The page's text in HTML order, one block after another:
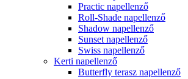
Practic napellenző
Roll-Shade napellenző
Shadow napellenző
Sunset napellenző
Swiss napellenző
Kerti napellenző
Butterfly terasz napellenző